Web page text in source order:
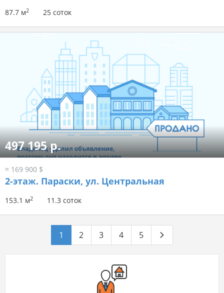
87.7 м2 25 соток
497 195 р.
≈ 169 900 $
2-этаж. Параски, ул. Центральная
153.1 м2 11.3 соток
1 2 3 4 5